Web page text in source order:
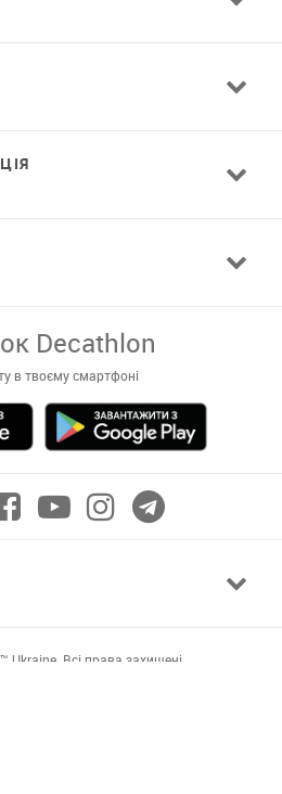
Decathlon
в твоєму смартфоні
Всі права захищені.